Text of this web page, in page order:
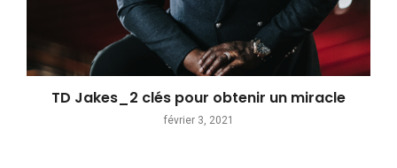
TD Jakes_2 clés pour obtenir un miracle
février 3, 2021